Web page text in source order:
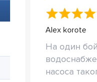
Alex korote
На один
насоса